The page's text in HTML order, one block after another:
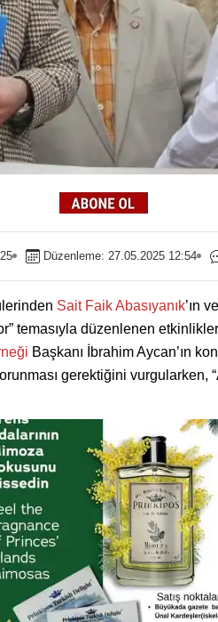
Düzenleme: 27.05.2025 12:54
Sait Faik Abasıyanık’ın
temasıyla düzenlenen
Başkanı İbrahim Aycan’ın
gerektiğini